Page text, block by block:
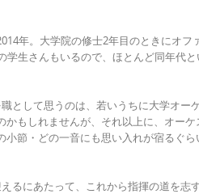
年。大学院の修士2年目のときにオ
生さんもいるので、ほとんど同年代
として思うのは、若いうちに大学オ
もしれませんが、それ以上に、オー
節・どの一音にも思い入れが宿るぐ
るにあたって、これから指揮の道を志